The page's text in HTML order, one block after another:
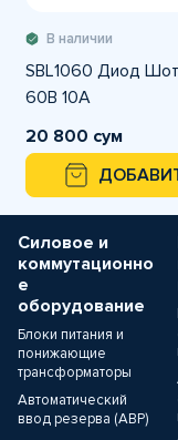
В наличии
SBL1060 Диод
60В 10А
20 800 сум
Силовое и
коммутационно
е
оборудование
Блоки питания и
понижающие
трансформаторы
Автоматический
ввод резерва (АВР)